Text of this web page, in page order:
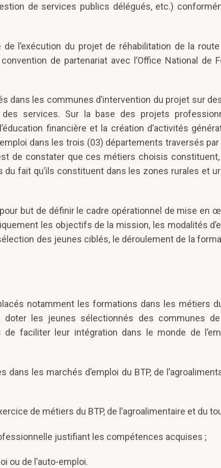
de services publics délégués, etc.)
de l’exécution du projet de réhabilitation de la
de partenariat avec l’Office National de
dans les communes d’intervention du projet sur
des services. Sur la base des projets
financière et la création d’activités
dans les trois (03) départements traversés
de constater que ces métiers choisis
fait qu’ils constituent dans les zones rurales et
but de définir le cadre opérationnel de mise en
les objectifs de la mission, les modalités
des jeunes ciblés, le déroulement de la
notamment les formations dans les métiers
doter les jeunes sélectionnés des communes
faciliter leur intégration dans le monde de
les marchés d’emploi du BTP, de
de métiers du BTP, de l’agroalimentaire et du
justifiant les compétences acquises ;
ou de l’auto-emploi.